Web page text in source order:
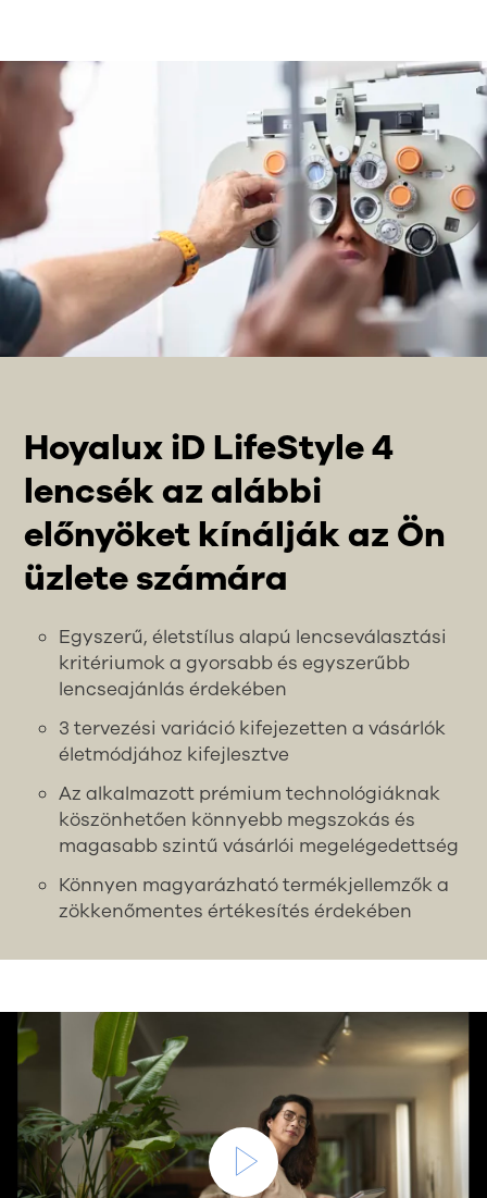
Hoyalux iD LifeStyle 4
lencsék az alábbi
előnyöket kínálják az Ön
üzlete számára
Egyszerű, életstílus alapú lencseválasztási
kritériumok a gyorsabb és egyszerűbb
lencseajánlás érdekében
3 tervezési variáció kifejezetten a vásárlók
életmódjához kifejlesztve
Az alkalmazott prémium technológiáknak
köszönhetően könnyebb megszokás és
magasabb szintű vásárlói megelégedettség
Könnyen magyarázható termékjellemzők a
zökkenőmentes értékesítés érdekében